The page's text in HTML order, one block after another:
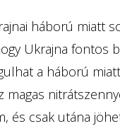
háború miatt
Ukrajna fontos
a háború
magas
és csak utána